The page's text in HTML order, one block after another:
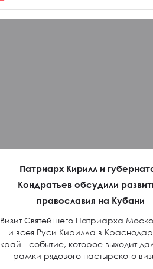
Патриарх Кирилл и
Кондратьев обсудили
православия на Кубани
Визит Святейшего Патриарха
и всея Руси Кирилла в
край - событие, которое выходит
рамки рядового пастырского